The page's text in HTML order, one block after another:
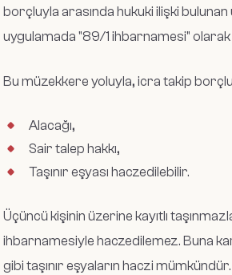
borçluyla arasında hukuki ilişki
uygulamada "89/1 ihbarnamesi" olarak
Bu müzekkere yoluyla, icra takip
Alacağı,
Sair talep hakkı,
Taşınır eşyası haczedilebilir.
Üçüncü kişinin üzerine kayıtlı
ihbarnamesiyle haczedilemez. Buna
gibi taşınır eşyaların haczi mümkündür.